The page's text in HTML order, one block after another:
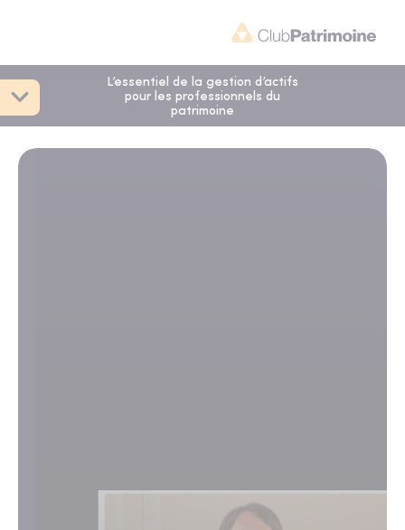
L’essentiel de la gestion d’actifs
pour les professionnels du
patrimoine